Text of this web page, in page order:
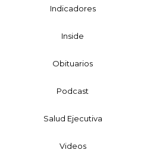
Indicadores
Inside
Obituarios
Podcast
Salud Ejecutiva
Videos